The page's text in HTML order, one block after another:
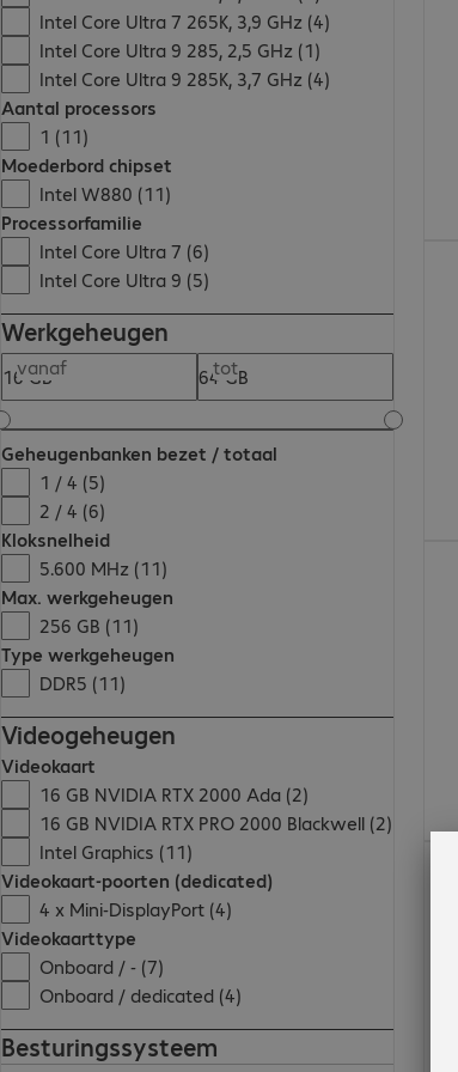
Intel Core Ultra 7 265K, 3,9 GHz (4)
Intel Core Ultra 9 285, 2,5 GHz (1)
Intel Core Ultra 9 285K, 3,7 GHz (4)
Aantal processors
1 (11)
Moederbord chipset
Intel W880 (11)
Processorfamilie
Intel Core Ultra 7 (6)
Intel Core Ultra 9 (5)
Werkgeheugen
vanaf tot
Geheugenbanken bezet / totaal
1 / 4 (5)
2 / 4 (6)
Kloksnelheid
5.600 MHz (11)
Max. werkgeheugen
256 GB (11)
Type werkgeheugen
DDR5 (11)
Videogeheugen
Videokaart
16 GB NVIDIA RTX 2000 Ada (2)
16 GB NVIDIA RTX PRO 2000 Blackwell (2)
Intel Graphics (11)
Videokaart-poorten (dedicated)
4 x Mini-DisplayPort (4)
Videokaarttype
Onboard / - (7)
Onboard / dedicated (4)
Besturingssysteem